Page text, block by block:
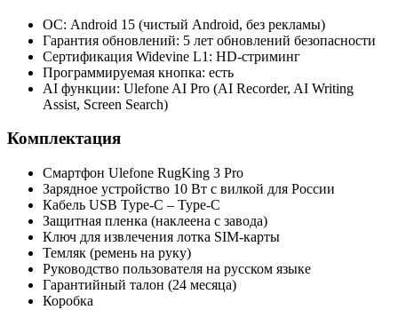
ОС: Android 15 (чистый Android, без рекламы)
Гарантия обновлений: 5 лет обновлений безопасности
Сертификация Widevine L1: HD-стриминг
Программируемая кнопка: есть
AI функции: Ulefone AI Pro (AI Recorder, AI Writing
Assist, Screen Search)
Комплектация
Смартфон Ulefone RugKing 3 Pro
Зарядное устройство 10 Вт с вилкой для России
Кабель USB Type‑C – Type‑C
Защитная пленка (наклеена с завода)
Ключ для извлечения лотка SIM‑карты
Темляк (ремень на руку)
Руководство пользователя на русском языке
Гарантийный талон (24 месяца)
Коробка